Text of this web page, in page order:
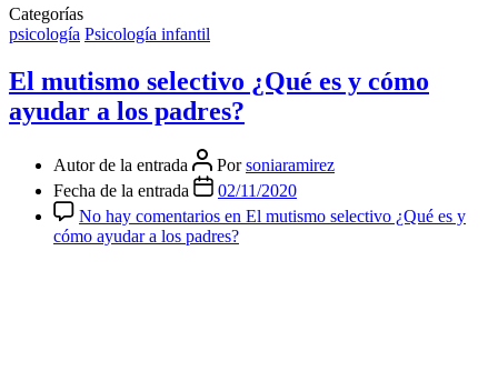
Categorías
psicología Psicología infantil
El mutismo selectivo ¿Qué es y cómo
ayudar a los padres?
Autor de la entrada Porsoniaramirez
Fecha de la entrada
02/11/2020
No hay comentarios en El mutismo selectivo ¿Qué es y
cómo ayudar a los padres?